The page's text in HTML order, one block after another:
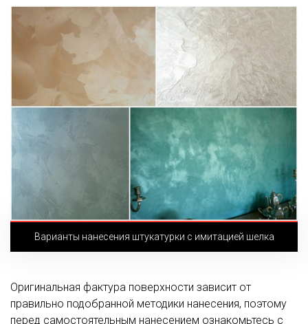
Варианты нанесения штукатурки с имитацией шелка
Оригинальная фактура поверхности зависит от
правильно подобранной методики нанесения, поэтому
перед самостоятельным нанесением ознакомьтесь с